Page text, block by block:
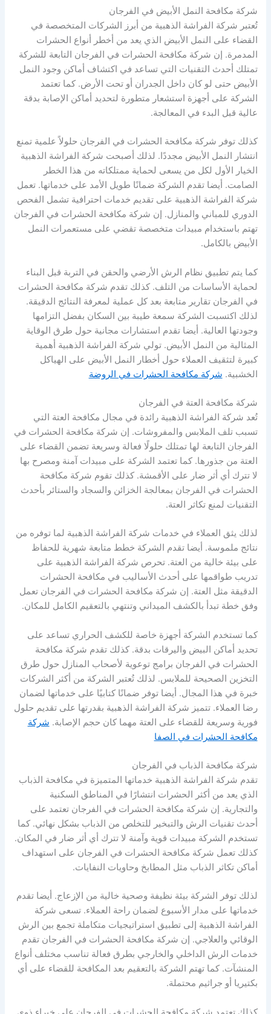
شركة مكافحة النمل الأبيض في الفرجان
تُعتبر شركة الفراشة الذهبية من أبرز الشركات المتخصصة في
القضاء على النمل الأبيض الذي يعد من أخطر أنواع الحشرات
المدمرة. إن شركة مكافحة الحشرات في الفرجان التابعة للشركة
تمتلك أحدث التقنيات التي تساعد في اكتشاف أماكن وجود النمل
الأبيض حتى لو كان داخل الجدران أو تحت الأرض. كما تعتمد
الشركة على أجهزة استشعار متطورة لتحديد أماكن الإصابة بدقة
عالية قبل البدء في المعالجة.
كذلك توفر شركة مكافحة الحشرات في الفرجان حلولاً علمية تمنع
انتشار النمل الأبيض مجددًا. لذلك أصبحت شركة الفراشة الذهبية
الخيار الأول لكل من يسعى لحماية ممتلكاته من هذا الخطر
الصامت. أيضا تقدم الشركة ضمانًا طويل الأمد على خدماتها. تعمل
شركة الفراشة الذهبية على تقديم خدمات احترافية تشمل الفحص
الدوري للمباني والمنازل. إن شركة مكافحة الحشرات في الفرجان
تهتم باستخدام مبيدات متخصصة تقضي على مستعمرات النمل
الأبيض بالكامل.
كما يتم تطبيق نظام الرش الأرضي والحقن في التربة قبل البناء
لحماية الأساسات من التلف. كذلك تقدم شركة مكافحة الحشرات
في الفرجان تقارير متابعة بعد كل عملية لمعرفة النتائج الدقيقة.
لذلك اكتسبت الشركة سمعة طيبة بين السكان بفضل التزامها
وجودتها العالية. أيضا تقدم استشارات مجانية حول طرق الوقاية
المثالية من النمل الأبيض. تولي شركة الفراشة الذهبية أهمية
كبيرة لتثقيف العملاء حول أخطار النمل الأبيض على الهياكل
الخشبية. شركة مكافحة الحشرات في الروضة
شركة مكافحة العتة في الفرجان
تُعد شركة الفراشة الذهبية رائدة في مجال مكافحة العتة التي
تسبب تلف الملابس والمفروشات. إن شركة مكافحة الحشرات في
الفرجان التابعة لها تمتلك حلولًا فعالة وسريعة تضمن القضاء على
العتة من جذورها. كما تعتمد الشركة على مبيدات آمنة ومصرح بها
لا تترك أي أثر ضار على الأقمشة. كذلك تقوم شركة مكافحة
الحشرات في الفرجان بمعالجة الخزائن والسجاد والستائر بأحدث
التقنيات لمنع تكاثر العتة.
لذلك يثق العملاء في خدمات شركة الفراشة الذهبية لما توفره من
نتائج ملموسة. أيضا تقدم الشركة خطط متابعة شهرية للحفاظ
على بيئة خالية من العتة. تحرص شركة الفراشة الذهبية على
تدريب طواقمها على أحدث الأساليب في مكافحة الحشرات
الدقيقة مثل العتة. إن شركة مكافحة الحشرات في الفرجان تعمل
وفق خطة تبدأ بالكشف الميداني وتنتهي بالتعقيم الكامل للمكان.
كما تستخدم الشركة أجهزة خاصة للكشف الحراري تساعد على
تحديد أماكن البيض واليرقات بدقة. كذلك تقدم شركة مكافحة
الحشرات في الفرجان برامج توعوية لأصحاب المنازل حول طرق
التخزين الصحيحة للملابس. لذلك تُعتبر الشركة من أكثر الشركات
خبرة في هذا المجال. أيضا توفر ضمانًا كتابيًا على خدماتها لضمان
رضا العملاء. تتميز شركة الفراشة الذهبية بقدرتها على تقديم حلول
فورية وسريعة للقضاء على العتة مهما كان حجم الإصابة. شركة
مكافحة الحشرات في الصفا
شركة مكافحة الذباب في الفرجان
تقدم شركة الفراشة الذهبية خدماتها المتميزة في مكافحة الذباب
الذي يعد من أكثر الحشرات انتشارًا في المناطق السكنية
والتجارية. إن شركة مكافحة الحشرات في الفرجان تعتمد على
أحدث تقنيات الرش والتبخير للتخلص من الذباب بشكل نهائي. كما
تستخدم الشركة مبيدات قوية وآمنة لا تترك أي أثر ضار في المكان.
كذلك تعمل شركة مكافحة الحشرات في الفرجان على استهداف
أماكن تكاثر الذباب مثل المطابخ وحاويات النفايات.
لذلك توفر الشركة بيئة نظيفة وصحية خالية من الإزعاج. أيضا تقدم
خدماتها على مدار الأسبوع لضمان راحة العملاء. تسعى شركة
الفراشة الذهبية إلى تطبيق استراتيجيات متكاملة تجمع بين الرش
الوقائي والعلاجي. إن شركة مكافحة الحشرات في الفرجان تقدم
خدمات الرش الداخلي والخارجي بطرق فعالة تناسب مختلف أنواع
المنشآت. كما تهتم الشركة بالتعقيم بعد المكافحة للقضاء على أي
بكتيريا أو جراثيم محتملة.